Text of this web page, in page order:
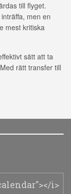
till flyget.
men en
mest kritiska
sätt att ta
rätt transfer till
i>